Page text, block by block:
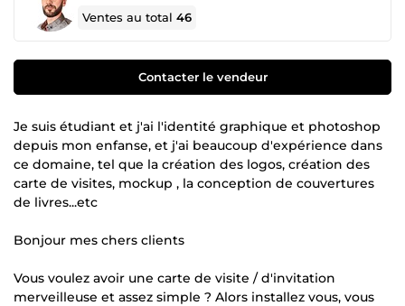
Ventes au total46
Contacter le vendeur
Je suis étudiant et j'ai l'identité graphique et photoshop
depuis mon enfanse, et j'ai beaucoup d'expérience dans
ce domaine, tel que la création des logos, création des
carte de visites, mockup , la conception de couvertures
de livres...etc
Bonjour mes chers clients
Vous voulez avoir une carte de visite / d'invitation
merveilleuse et assez simple ? Alors installez vous, vous